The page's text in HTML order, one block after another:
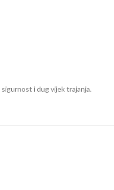
i dug vijek trajanja.